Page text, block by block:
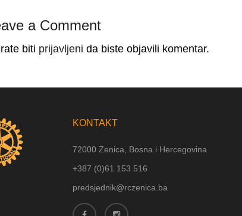
a Comment
biti prijavljeni da biste objavili komentar.
KONTAKT
72000 Zenica, Bosna i Hercegovina
+387 (0)61 153 516
predsjednik@rczenica.ba